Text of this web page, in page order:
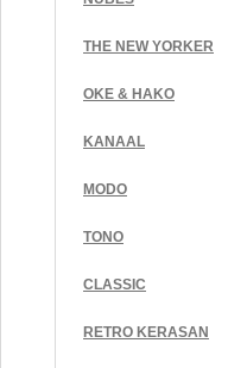
THE NEW YORKER
OKE & HAKO
KANAAL
MODO
TONO
CLASSIC
RETRO KERASAN